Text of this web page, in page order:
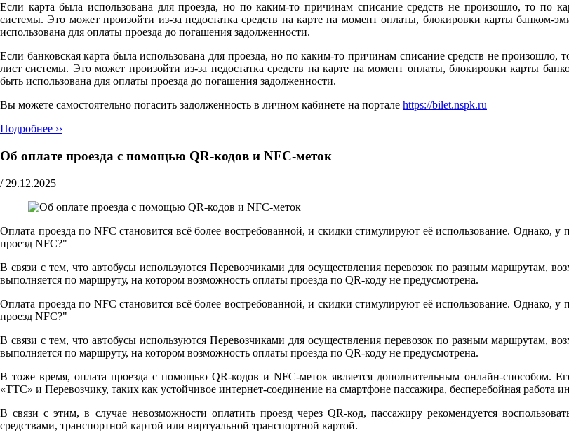
Если карта была использована для проезда, но по каким-то причинам списание средств не произошло, то по
системы. Это может произойти из-за недостатка средств на карте на момент оплаты, блокировки карты
использована для оплаты проезда до погашения задолженности.
Если банковская карта была использована для проезда, но по каким-то причинам списание средств не произошло,
лист системы. Это может произойти из-за недостатка средств на карте на момент оплаты, блокировки карты
быть использована для оплаты проезда до погашения задолженности.
Вы можете самостоятельно погасить задолженность в личном кабинете на портале https://bilet.nspk.ru
Подробнее ››
Об оплате проезда с помощью QR-кодов и NFC-меток
/ 29.12.2025
Оплата проезда по NFC становится всё более востребованной, и скидки стимулируют её использование. Однако,
проезд NFC?"
В связи с тем, что автобусы используются Перевозчиками для осуществления перевозок по разным маршрутам,
выполняется по маршруту, на котором возможность оплаты проезда по QR-коду не предусмотрена.
Оплата проезда по NFC становится всё более востребованной, и скидки стимулируют её использование. Однако,
проезд NFC?"
В связи с тем, что автобусы используются Перевозчиками для осуществления перевозок по разным маршрутам,
выполняется по маршруту, на котором возможность оплаты проезда по QR-коду не предусмотрена.
В тоже время, оплата проезда с помощью QR-кодов и NFC-меток является дополнительным онлайн-способом.
«ТТС» и Перевозчику, таких как устойчивое интернет-соединение на смартфоне пассажира, бесперебойная
В связи с этим, в случае невозможности оплатить проезд через QR-код, пассажиру рекомендуется
средствами, транспортной картой или виртуальной транспортной картой.